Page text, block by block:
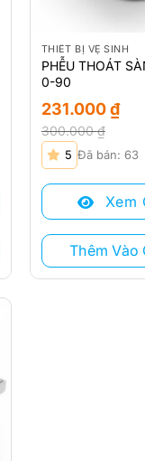
THIẾT BỊ VỆ SINH
PHỄU THOÁT
0-90
300.000₫
Giá
gốc
là:
300.000 ₫.
231.000₫
Giá
hiện
tại
231.000 ₫.
5 Đã bán: 63
Xem
Thêm Vào